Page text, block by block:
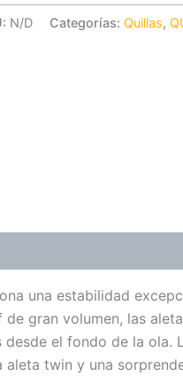
N/D Categorías:Quillas,
una estabilidad
gran volumen, las
el fondo de la ola.
twin y una